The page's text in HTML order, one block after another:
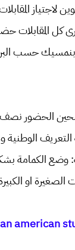
لاجتياز
كل المقابلات
بنمسيك حسب
الحضور
التعريف
وضع
او
american